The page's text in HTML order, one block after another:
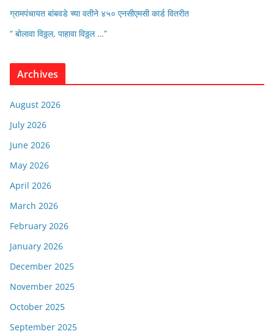
ग्रामपंचायत बांबवडे च्या वतीने ४५० एनसीएमसी कार्ड वितरीत
“ बोलावा विठ्ठल, पाहावा विठ्ठल …”
Archives
August 2026
July 2026
June 2026
May 2026
April 2026
March 2026
February 2026
January 2026
December 2025
November 2025
October 2025
September 2025